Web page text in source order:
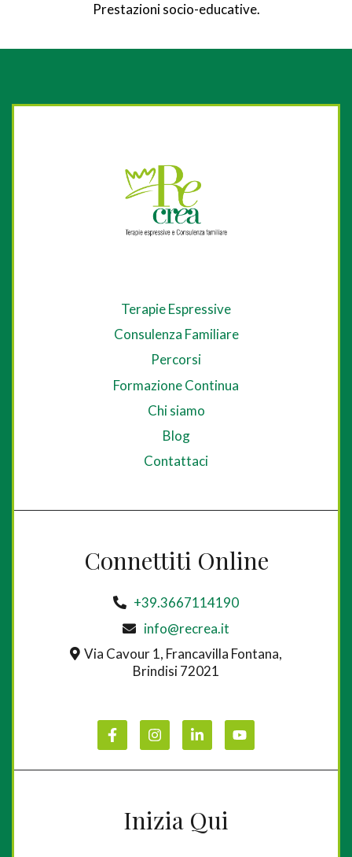
Prestazioni socio-educative.
Terapie Espressive
Consulenza Familiare
Percorsi
Formazione Continua
Chi siamo
Blog
Contattaci
Connettiti Online
+39.3667114190
info@recrea.it
Via Cavour 1, Francavilla Fontana,
Brindisi 72021
Inizia Qui